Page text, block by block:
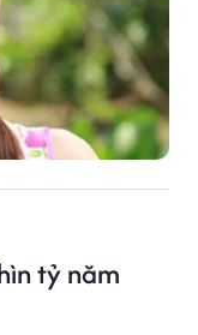
tỷ năm